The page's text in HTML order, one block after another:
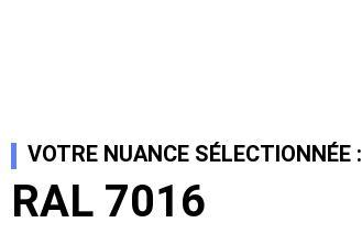
VOTRE NUANCE SÉLECTIONNÉE :
RAL 7016